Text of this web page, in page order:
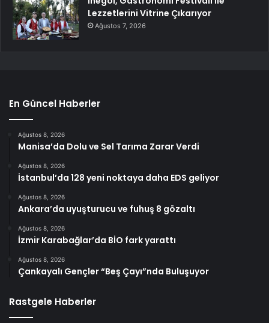
Lezzetlerini Vitrine Çıkarıyor
Ağustos 7, 2026
En Güncel Haberler
Ağustos 8, 2026
Manisa’da Dolu ve Sel Tarıma Zarar Verdi
Ağustos 8, 2026
İstanbul’da 128 yeni noktaya daha EDS geliyor
Ağustos 8, 2026
Ankara’da uyuşturucu ve fuhuş 8 gözaltı
Ağustos 8, 2026
İzmir Karabağlar’da BİO fark yarattı
Ağustos 8, 2026
Çankayalı Gençler “Beş Çayı”nda Buluşuyor
Rastgele Haberler